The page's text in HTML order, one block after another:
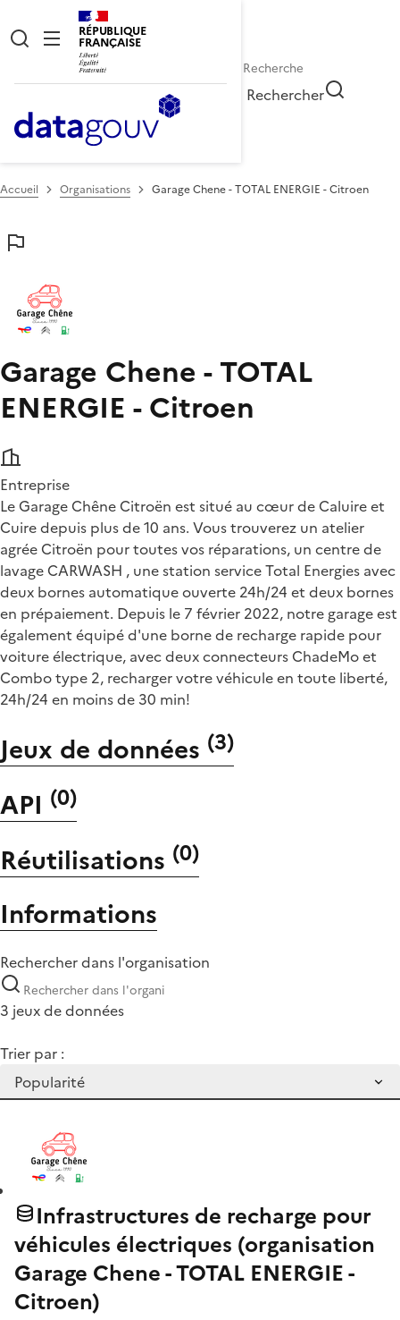
RÉPUBLIQUE
FRANÇAISE
Rechercher
Accueil Organisations Garage Chene - TOTAL ENERGIE - Citroen
Garage Chene - TOTAL
ENERGIE - Citroen
Entreprise
Le Garage Chêne Citroën est situé au cœur de Caluire et
Cuire depuis plus de 10 ans. Vous trouverez un atelier
agrée Citroën pour toutes vos réparations, un centre de
lavage CARWASH , une station service Total Energies avec
deux bornes automatique ouverte 24h/24 et deux bornes
en prépaiement. Depuis le 7 février 2022, notre garage est
également équipé d'une borne de recharge rapide pour
voiture électrique, avec deux connecteurs ChadeMo et
Combo type 2, recharger votre véhicule en toute liberté,
24h/24 en moins de 30 min!
Jeux de données (3)
API (0)
Réutilisations (0)
Informations
Rechercher dans l'organisation
3 jeux de données
Trier par :
Infrastructures de recharge pour
véhicules électriques (organisation
Garage Chene - TOTAL ENERGIE -
Citroen)